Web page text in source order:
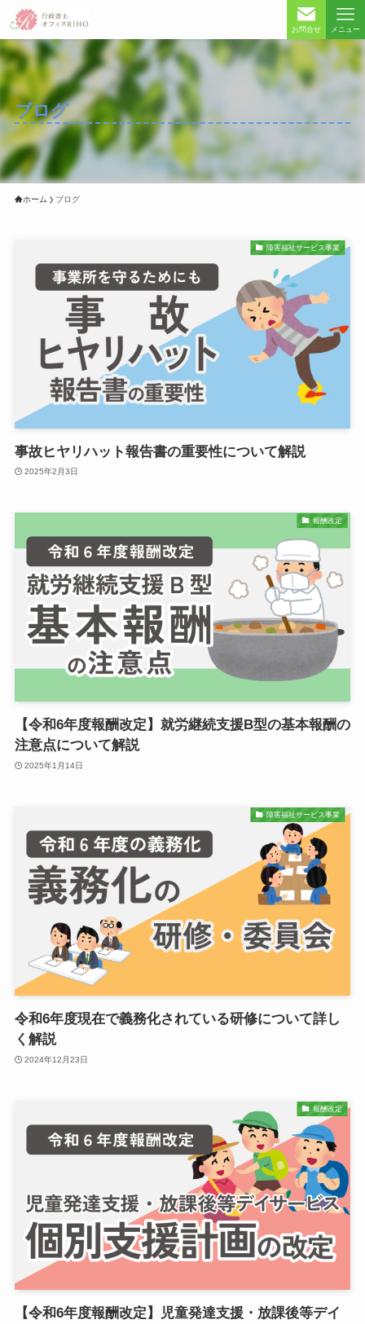
お問合せ メニュー
ブログ
ホーム ブログ
障害福祉サービス事業
事故ヒヤリハット報告書の重要性について解説
2025年2月3日
報酬改定
【令和6年度報酬改定】就労継続支援B型の基本報酬の
注意点について解説
2025年1月14日
障害福祉サービス事業
令和6年度現在で義務化されている研修について詳し
く解説
2024年12月23日
報酬改定
【令和6年度報酬改定】児童発達支援・放課後等デイ